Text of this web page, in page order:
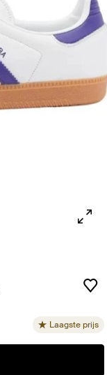
Laagste prijs